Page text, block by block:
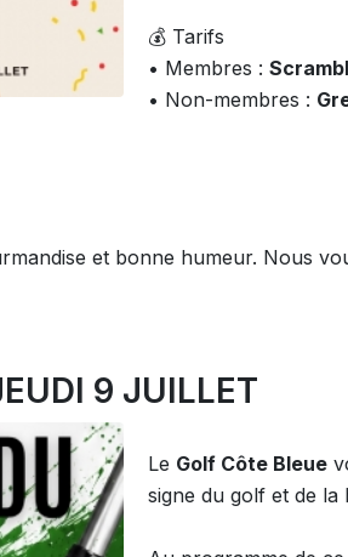
💰 Tarifs
• Membres :
• Non-membres :
et bonne humeur. Nous
9 JUILLET
Le Golf Côte Bleue
signe du golf et de